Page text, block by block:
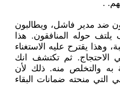
.
ضد مدير فاشل، ويطالبون
حوله المنافقون. هذا
وهذا يقترح عليه الاستغناء
الاحتجاج. ثم تكتشف انك
به والتخلص منه. ذلك لأن
التي منحته ضمانات البقاء